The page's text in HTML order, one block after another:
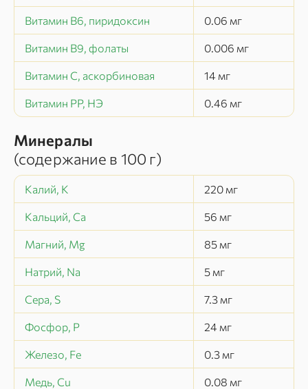
Витамин В6, пиридоксин 0.06 мг
Витамин В9, фолаты 0.006 мг
Витамин C, аскорбиновая 14 мг
Витамин РР, НЭ 0.46 мг
Минералы
(содержание в 100 г)
Калий, K 220 мг
Кальций, Ca 56 мг
Магний, Mg 85 мг
Натрий, Na 5 мг
Сера, S 7.3 мг
Фосфор, P 24 мг
Железо, Fe 0.3 мг
Медь, Cu 0.08 мг